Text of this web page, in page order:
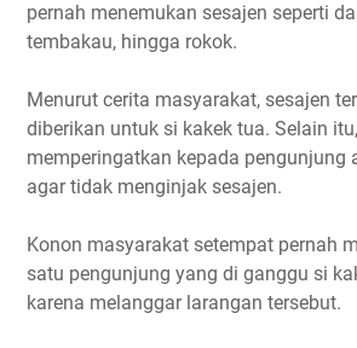
pernah menemukan sesajen seperti
tembakau, hingga rokok.
Menurut cerita masyarakat, sesajen
diberikan untuk si kakek tua. Selain
memperingatkan kepada pengunjung
agar tidak menginjak sesajen.
Konon masyarakat setempat pernah
satu pengunjung yang di ganggu si
karena melanggar larangan tersebut.